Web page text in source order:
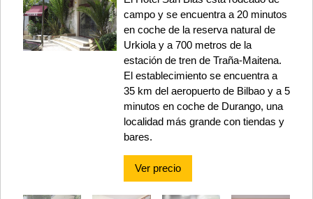
campo y se encuentra a 20 minutos
en coche de la reserva natural de
Urkiola y a 700 metros de la
estación de tren de Traña-Maitena.
El establecimiento se encuentra a
35 km del aeropuerto de Bilbao y a 5
minutos en coche de Durango, una
localidad más grande con tiendas y
bares.
Ver precio